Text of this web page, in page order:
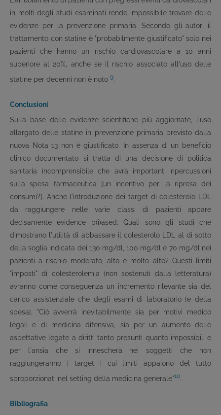
in molti degli studi esaminati rende impossibile trovare delle
evidenze per la prevenzione primaria. Secondo gli autori il
trattamento con statine è "probabilmente giustificato" solo nei
pazienti che hanno un rischio cardiovascolare a 10 anni
superiore al 20%, anche se il rischio associato all'uso delle
statine per decenni non è noto 9.
Conclusioni
Sulla base delle evidenze scientifiche più aggiornate, l'uso
allargato delle statine in prevenzione primaria previsto dalla
nuova Nota 13 non è giustificato. In assenza di un beneficio
clinico documentato si tratta di una decisione di politica
sanitaria incomprensibile che avrà importanti ripercussioni
sulla spesa farmaceutica [un incentivo per la ripresa dei
consumi?]. Anche l'introduzione dei target di colesterolo LDL
da raggiungere nelle varie classi di pazienti appare
decisamente evidence b(i)ased. Quali sono gli studi che
dimostrano l'utilità di abbassare il colesterolo LDL al di sotto
della soglia indicata dei 130 mg/dl, 100 mg/dl e 70 mg/dl nei
pazienti a rischio moderato, alto e molto alto? Questi limiti
"imposti" di colesterolemia (non sostenuti dalla letteratura)
avranno come conseguenza un incremento rilevante sia del
carico assistenziale che degli esami di laboratorio [e della
spesa]. "Ciò avverrà inevitabilmente sia per motivi medico
legali e di medicina difensiva, sia per un aumento delle
aspettative legate a diritti tanto presunti quanto impossibili e
per l'ansia che si innescherà nei soggetti che non
raggiungeranno i target i cui limiti appaiono del tutto
sproporzionati nel setting della medicina generale"10.
Bibliografia